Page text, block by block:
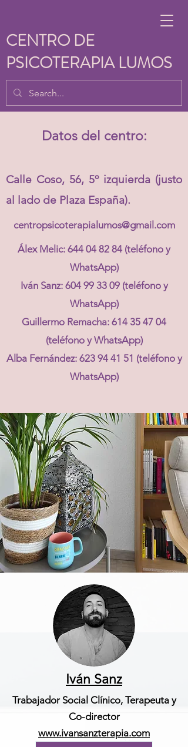
CENTRO DE
PSICOTERAPIA LUMOS
Datos del centro:
Calle Coso, 56, 5º izquierda (justo
al lado de Plaza España).
centropsicoterapialumos@gmail.com
Álex Melic: 644 04 82 84 (teléfono y
WhatsApp)
Iván Sanz: 604 99 33 09(teléfono y
WhatsApp)
Guillermo Remacha: 614 35 47 04
(teléfono y WhatsApp)
Alba Fernández: 623 94 41 51 (teléfono y
WhatsApp)
Iván Sanz
Trabajador Social Clínico, Terapeuta y
Co-director
www.ivansanzterapia.com